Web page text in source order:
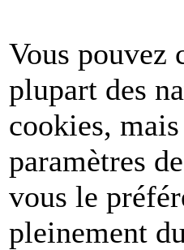
Vous pouvez
plupart des
cookies,
paramètres
vous le
pleinement